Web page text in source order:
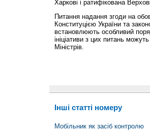
Харкові і ратифікована
Питання надання згоди на
Конституцією України та
встановлюють особливий
ініціативи з цих питань
Міністрів.
Інші статті номеру
Мобільник як засіб контролю